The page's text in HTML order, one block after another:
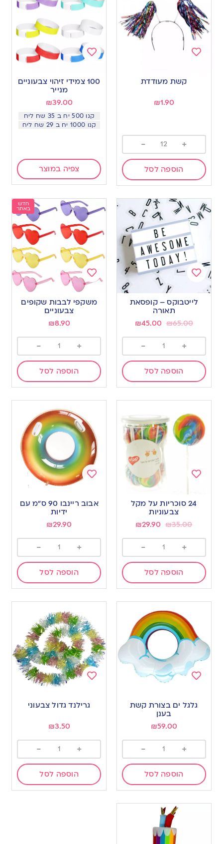
wishlist
קשת מעודדת
₪1.90
+
-
הוספה לסל
to
100 צמידי זיהוי צבעוניים
מנייר
₪39.00
קנו 500 יח ב 35 שח ליח
קנו 1000 יח ב 29 שח ליח
צפיה במוצר
לייטבוקס – קופסאת
תאורה
₪65.00
₪45.00
+
-
הוספה לסל
חדש
באתר
Add
to
wishlist
משקפי לבבות שקופים
צבעוניים
₪8.90
+
-
הוספה לסל
wishlist
24 סוכריות על מקל
צבעוניות
₪35.00
₪29.90
+
-
הוספה לסל
to
אבוב ריינבו 90 ס”מ עם
ידיות
₪29.90
+
-
הוספה לסל
גלגל ים בצורת קשת
בענן
₪59.00
+
-
הוספה לסל
גרילנד גדול צבעוני
₪3.50
+
-
הוספה לסל